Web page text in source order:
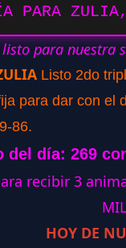
PARA
listo para
Listo 2do
para dar con el
86.
del día: 269
recibir 3
HOY DE